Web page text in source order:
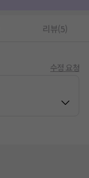
리뷰(5)
수정 요청